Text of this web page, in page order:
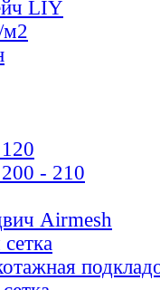
LIY
м2
- 210
Airmesh